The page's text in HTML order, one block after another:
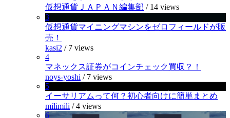
仮想通貨ＪＡＰＡＮ編集部 / 14 views
3
仮想通貨マイニングマシンをゼロフィールドが販
売！
kasi2 / 7 views
4
マネックス証券がコインチェック買収？！
noys-yoshi / 7 views
5
イーサリアムって何？初心者向けに簡単まとめ
milimili /4 views
6